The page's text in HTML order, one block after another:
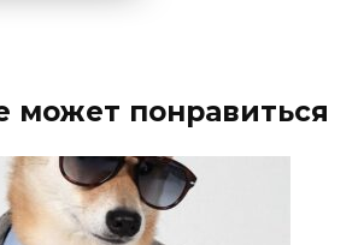
может понравиться